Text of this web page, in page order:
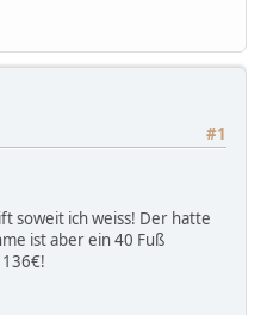
#1
soweit ich weiss! Der hatte
ist aber ein 40 Fuß